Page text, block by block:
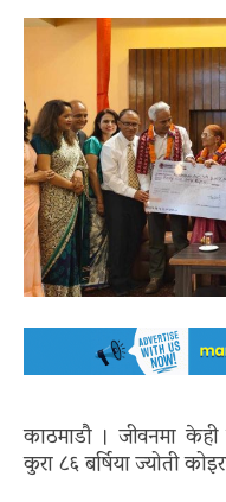
काठमाडौ । जीवनमा
कुरा ८६ बर्षिया ज्योती